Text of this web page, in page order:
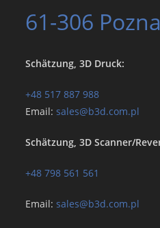
61-306
Schätzung, 3D Druck:
+48 517 887 988
Email:sales@b3d.com.pl
Schätzung, 3D Scanner/
+48 798 561 561
Email:sales@b3d.com.pl